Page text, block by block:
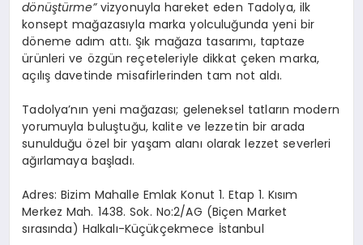
dönüştürme”vizyonuyla hareket eden Tadolya, ilk
konsept mağazasıyla marka yolculuğunda yeni bir
döneme adım attı. Şık mağaza tasarımı, taptaze
ürünleri ve özgün reçeteleriyle dikkat çeken marka,
açılış davetinde misafirlerinden tam not aldı.
Tadolya’nın yeni mağazası; geleneksel tatların modern
yorumuyla buluştuğu, kalite ve lezzetin bir arada
sunulduğu özel bir yaşam alanı olarak lezzet severleri
ağırlamaya başladı.
Adres: Bizim Mahalle Emlak Konut 1. Etap 1. Kısım
Merkez Mah. 1438. Sok. No:2/AG (Biçen Market
sırasında) Halkalı-Küçükçekmece İstanbul